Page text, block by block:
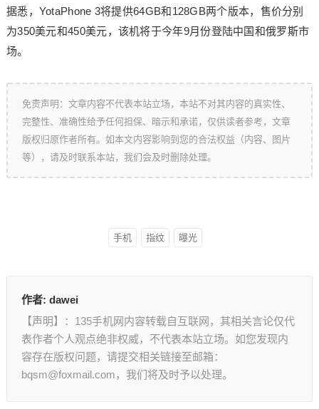
据悉，YotaPhone 3将提供64GB和128GB两个版本，售价分别
为350美元和450美元，该机将于今年9月份登陆中国和俄罗斯市
场。
免责声明：文章内容不代表本站立场，本站不对其内容的真实性、
完整性、准确性给予任何担保、暗示和承诺，仅供读者参考，文章
版权归原作者所有。如本文内容影响到您的合法权益（内容、图片
等），请及时联系本站，我们会及时删除处理。
手机 指纹 曝光
作者: dawei
【声明】：135手机网内容转载自互联网，其相关言论仅代
表作者个人观点绝非权威，不代表本站立场。如您发现内
容存在版权问题，请提交相关链接至邮箱：
bqsm@foxmail.com，我们将及时予以处理。